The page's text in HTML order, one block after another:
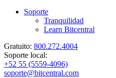
Soporte
Tranquilidad
Learn Bitcentral
Gratuito: 800.272.4004
Soporte local:
+52 55 (5559-4096)
soporte@bitcentral.com